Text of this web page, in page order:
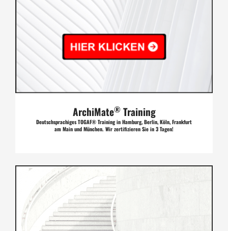
ArchiMate® Training
Deutschsprachiges TOGAF® Training in Hamburg, Berlin, Köln, Frankfurt
am Main und München. Wir zertifizieren Sie in 3 Tagen!